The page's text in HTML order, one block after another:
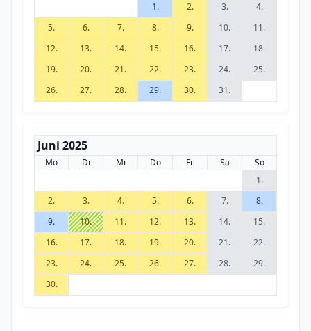
1.
2. 3.
4.
5.
6. 7. 8. 9. 10.
11.
12.
13. 14. 15. 16. 17.
18.
19.
20. 21. 22. 23. 24.
25.
26.
27. 28. 29. 30. 31.
Juni 2025
Mo Di Mi Do Fr Sa
So
1.
2.
3. 4. 5. 6. 7.
8.
9.
10. 11. 12. 13. 14.
15.
16.
17. 18. 19. 20. 21.
22.
23.
24. 25. 26. 27. 28.
29.
30.